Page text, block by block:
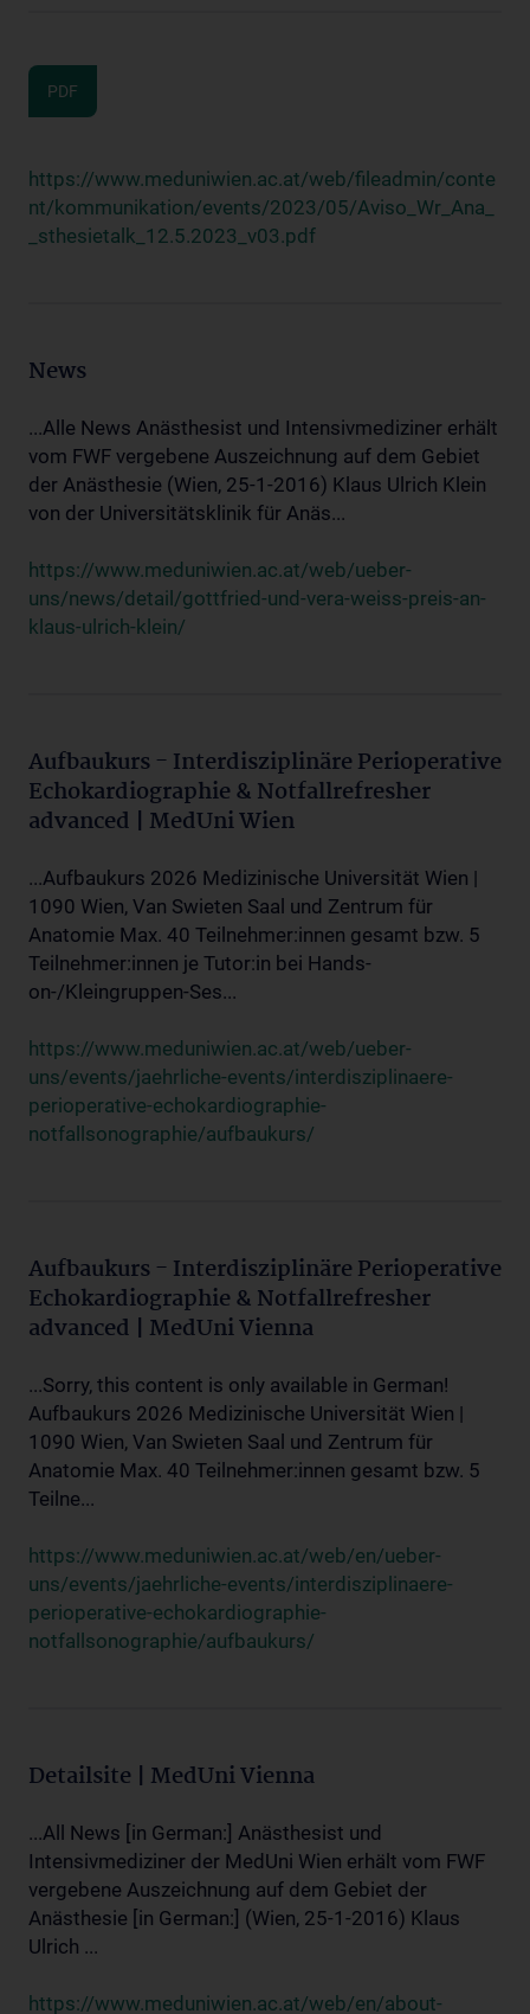
PDF
https://www.meduniwien.ac.at/web/fileadmin/conte
nt/kommunikation/events/2023/05/Aviso_Wr_Ana_
_sthesietalk_12.5.2023_v03.pdf
News
...Alle News Anästhesist und Intensivmediziner erhält
vom FWF vergebene Auszeichnung auf dem Gebiet
der Anästhesie (Wien, 25-1-2016) Klaus Ulrich Klein
von der Universitätsklinik für Anäs...
https://www.meduniwien.ac.at/web/ueber-
uns/news/detail/gottfried-und-vera-weiss-preis-an-
klaus-ulrich-klein/
Aufbaukurs - Interdisziplinäre Perioperative
Echokardiographie & Notfallrefresher
advanced | MedUni Wien
...Aufbaukurs 2026 Medizinische Universität Wien |
1090 Wien, Van Swieten Saal und Zentrum für
Anatomie Max. 40 Teilnehmer:innen gesamt bzw. 5
Teilnehmer:innen je Tutor:in bei Hands-
on-/Kleingruppen-Ses...
https://www.meduniwien.ac.at/web/ueber-
uns/events/jaehrliche-events/interdisziplinaere-
perioperative-echokardiographie-
notfallsonographie/aufbaukurs/
Aufbaukurs - Interdisziplinäre Perioperative
Echokardiographie & Notfallrefresher
advanced | MedUni Vienna
...Sorry, this content is only available in German!
Aufbaukurs 2026 Medizinische Universität Wien |
1090 Wien, Van Swieten Saal und Zentrum für
Anatomie Max. 40 Teilnehmer:innen gesamt bzw. 5
Teilne...
https://www.meduniwien.ac.at/web/en/ueber-
uns/events/jaehrliche-events/interdisziplinaere-
perioperative-echokardiographie-
notfallsonographie/aufbaukurs/
Detailsite | MedUni Vienna
...All News [in German:] Anästhesist und
Intensivmediziner der MedUni Wien erhält vom FWF
vergebene Auszeichnung auf dem Gebiet der
Anästhesie [in German:] (Wien, 25-1-2016) Klaus
Ulrich ...
https://www.meduniwien.ac.at/web/en/about-